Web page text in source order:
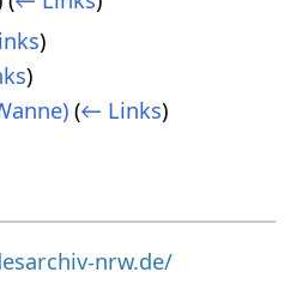
)
)
(← Links)
nrw.de/